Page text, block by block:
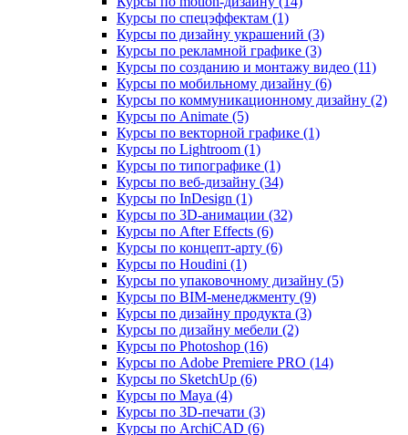
Курсы по спецэффектам (1)
Курсы по дизайну украшений (3)
Курсы по рекламной графике (3)
Курсы по созданию и монтажу видео (11)
Курсы по мобильному дизайну (6)
Курсы по коммуникационному дизайну (2)
Курсы по Animate (5)
Курсы по векторной графике (1)
Курсы по Lightroom (1)
Курсы по типографике (1)
Курсы по веб‑дизайну (34)
Курсы по InDesign (1)
Курсы по 3D‑анимации (32)
Курсы по After Effects (6)
Курсы по концепт‑арту (6)
Курсы по Houdini (1)
Курсы по упаковочному дизайну (5)
Курсы по BIM‑менеджменту (9)
Курсы по дизайну продукта (3)
Курсы по дизайну мебели (2)
Курсы по Photoshop (16)
Курсы по Adobe Premiere PRO (14)
Курсы по SketchUp (6)
Курсы по Maya (4)
Курсы по 3D-печати (3)
Курсы по ArchiCAD (6)